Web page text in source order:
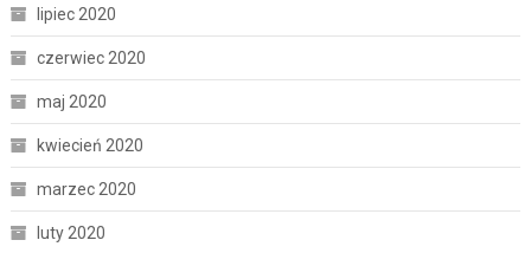
lipiec 2020
czerwiec 2020
maj 2020
kwiecień 2020
marzec 2020
luty 2020